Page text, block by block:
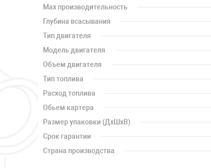
Мах производительность
Глубина всасывания
Тип двигателя
Модель двигателя
Объем двигателя
Тип топлива
Расход топлива
Обьем картера
Размер упаковки (ДхШхВ)
Срок гарантии
Страна производства